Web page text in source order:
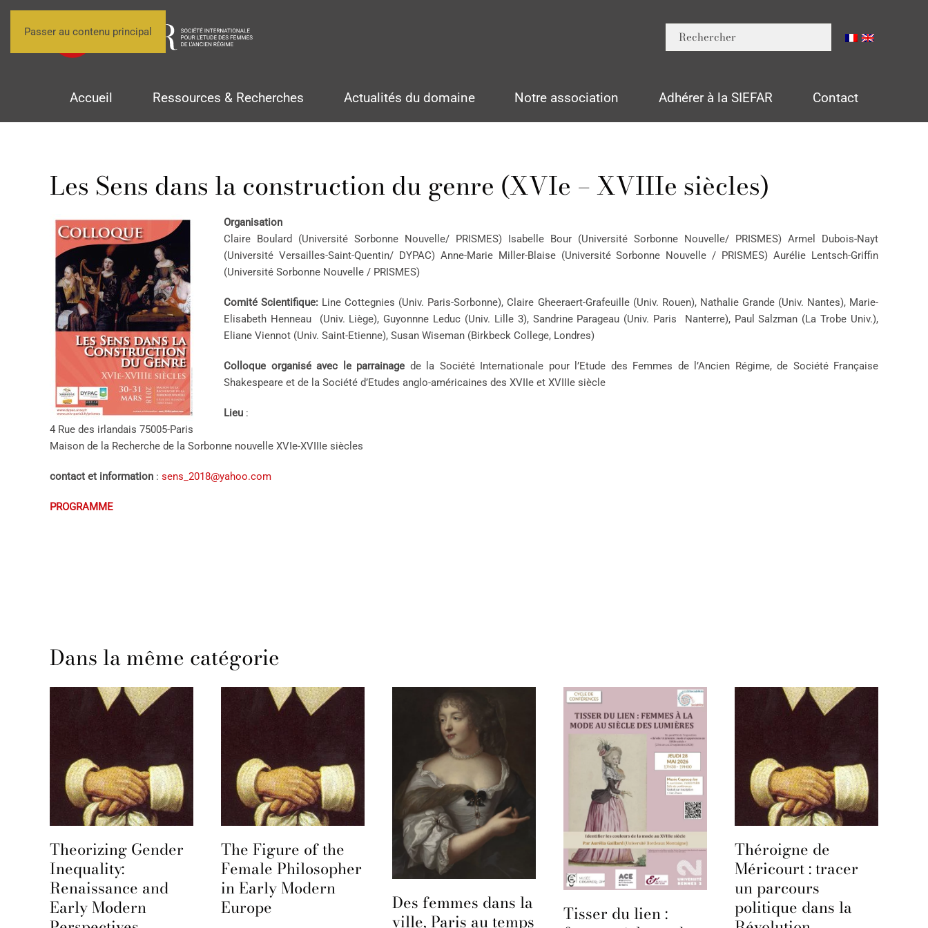
Passer au contenu principal
Accueil Ressources & Recherches Actualités du domaine Notre association Adhérer à la SIEFAR Contact
Les Sens dans la construction du genre (XVIe – XVIIIe siècles)
Organisation
Claire Boulard (Université Sorbonne Nouvelle/ PRISMES) Isabelle Bour (Université Sorbonne Nouvelle/ PRISMES) Armel Dubois-Nayt
(Université Versailles-Saint-Quentin/ DYPAC) Anne-Marie Miller-Blaise (Université Sorbonne Nouvelle / PRISMES) Aurélie Lentsch-Griffin
(Université Sorbonne Nouvelle / PRISMES)
Comité Scientifique: Line Cottegnies (Univ. Paris-Sorbonne), Claire Gheeraert-Grafeuille (Univ. Rouen), Nathalie Grande (Univ. Nantes), Marie-
Elisabeth Henneau (Univ. Liège), Guyonnne Leduc (Univ. Lille 3), Sandrine Parageau (Univ. Paris Nanterre), Paul Salzman (La Trobe Univ.),
Eliane Viennot (Univ. Saint-Etienne), Susan Wiseman (Birkbeck College, Londres)
Colloque organisé avec le parrainage de la Société Internationale pour l’Etude des Femmes de l’Ancien Régime, de Société Française
Shakespeare et de la Société d’Etudes anglo-américaines des XVIIe et XVIIIe siècle
Lieu :
4 Rue des irlandais 75005-Paris
Maison de la Recherche de la Sorbonne nouvelle XVIe-XVIIIe siècles
contact et information : sens_2018@yahoo.com
PROGRAMME
Dans la même catégorie
Theorizing Gender
Inequality:
Renaissance and
Early Modern
The Figure of the
Female Philosopher
in Early Modern
Europe
Des femmes dans la
ville, Paris au temps
Tisser du lien :
Théroigne de
Méricourt : tracer
un parcours
politique dans la